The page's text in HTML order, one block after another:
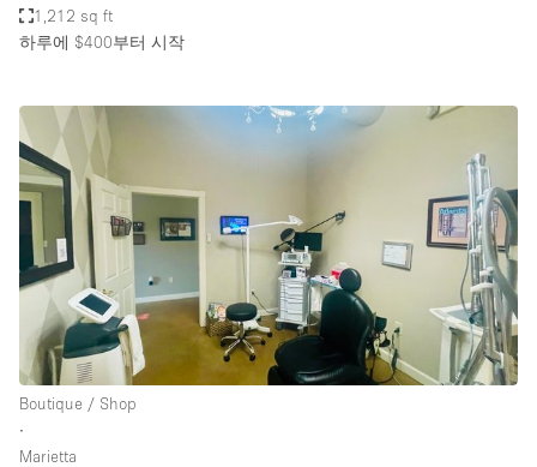
1,212 sq ft
하루에 $400부터 시작
Boutique / Shop
∙
Marietta